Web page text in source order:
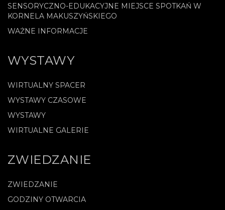
SENSORYCZNO-EDUKACYJNE MIEJSCE SPOTKAŃ W
KORNELA MAKUSZYŃSKIEGO
WAŻNE INFORMACJE
WYSTAWY
WIRTUALNY SPACER
WYSTAWY CZASOWE
WYSTAWY
WIRTUALNE GALERIE
ZWIEDZANIE
ZWIEDZANIE
GODZINY OTWARCIA